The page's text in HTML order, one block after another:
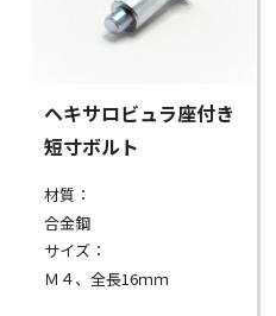
ヘキサロビュラ座付き
短寸ボルト
材質：
合金鋼
サイズ：
Ｍ４、全長16ｍｍ